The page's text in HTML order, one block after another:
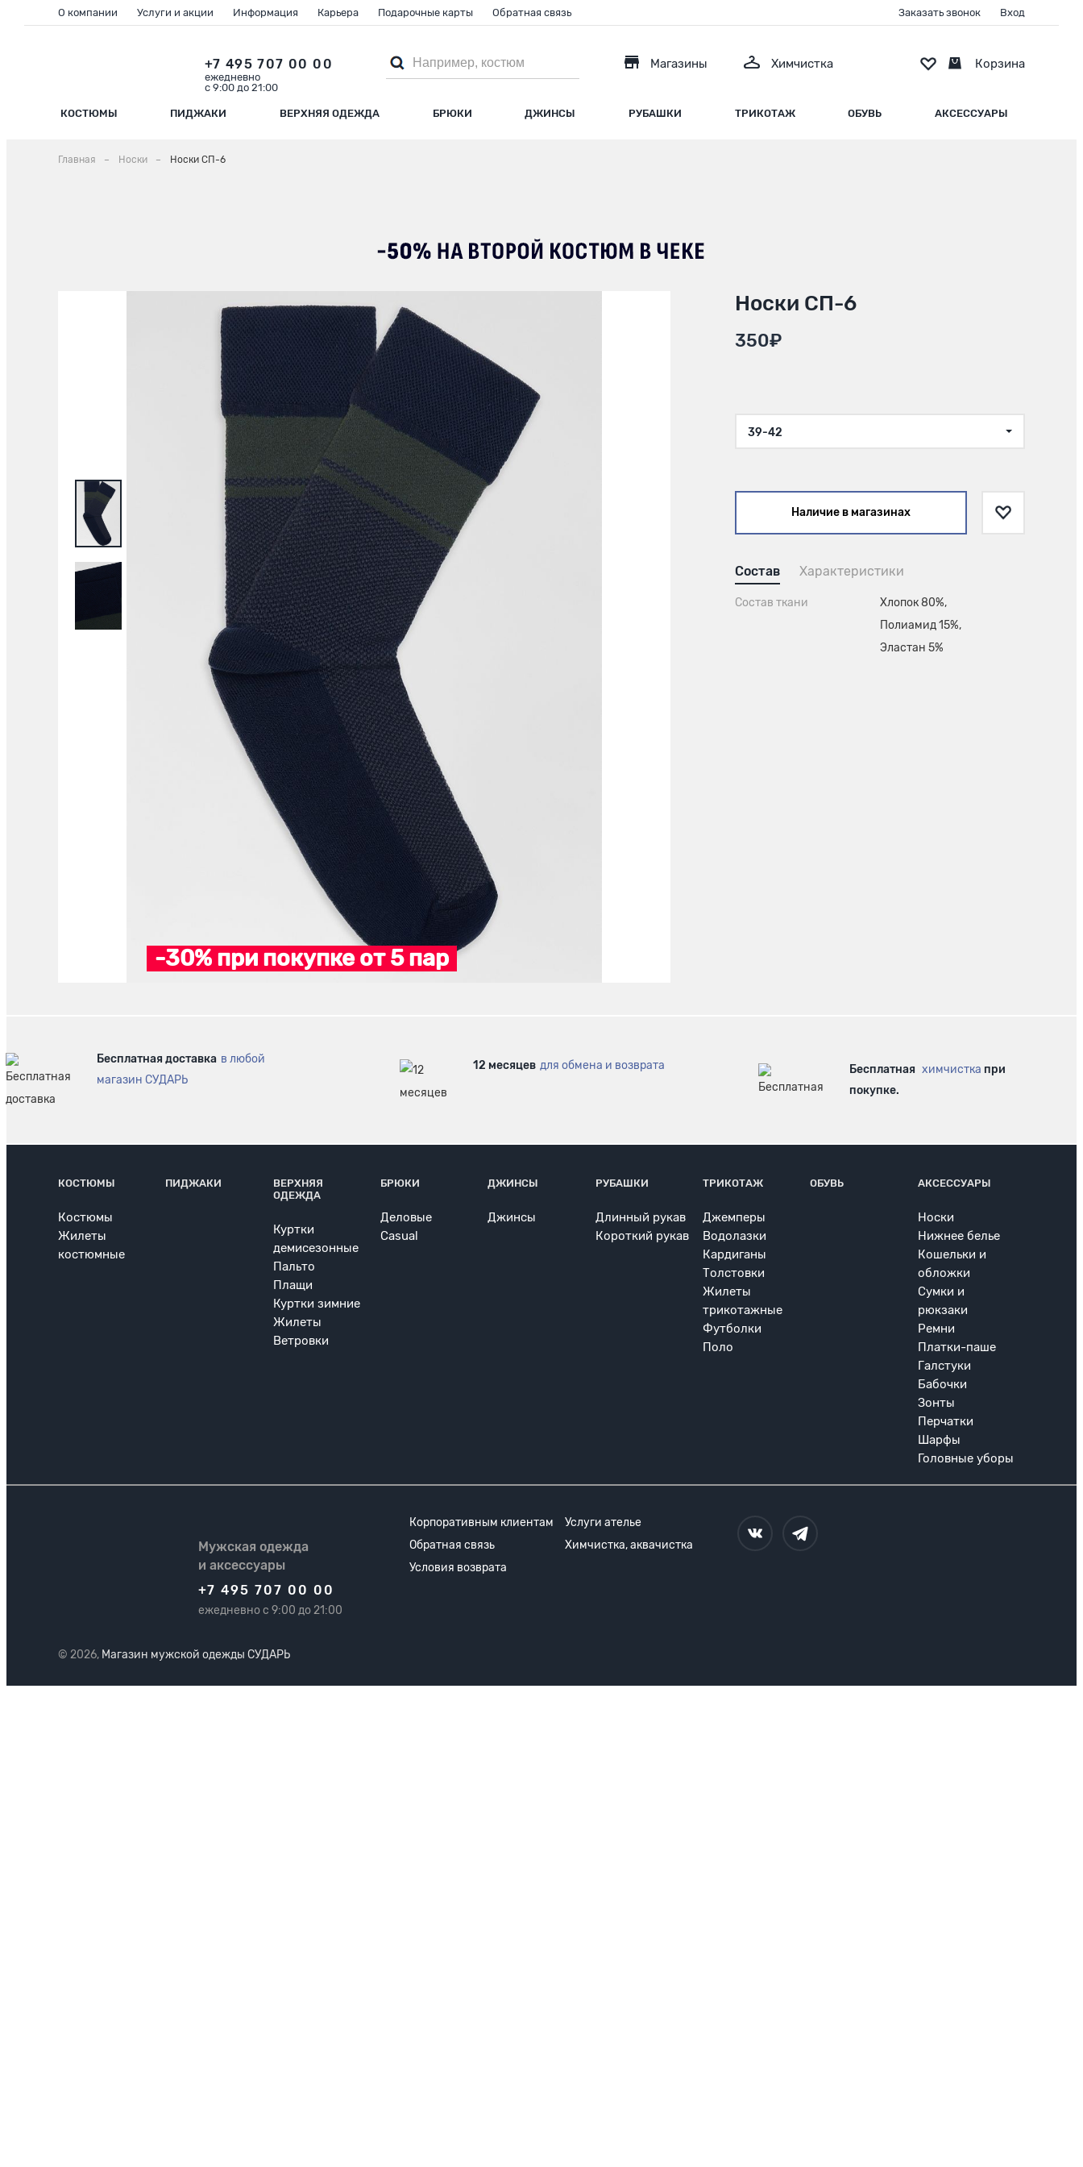
КОСТЮМЫ ПИДЖАКИ ВЕРХНЯЯ ОДЕЖДА БРЮКИ ДЖИНСЫ РУБАШКИ ТРИКОТАЖ ОБУВЬ АКСЕССУАРЫ
+7 495 707 00 00
ежедневно
с 9:00 до 21:00
Магазины Химчистка
О компании Услуги и акции Информация Карьера Подарочные карты Обратная связь Заказать звонок Вход
Корзина
Главная Носки Носки СП-6
-30% при покупке от 5 пар
Носки СП-6
350₽
39-42
Наличие в магазинах
Состав Характеристики
Состав ткани
Хлопок 80%,
Полиамид 15%,
Эластан 5%
Бесплатная доставка в любой
магазин СУДАРЬ
12 месяцев для обмена и возврата Бесплатная химчистка при
покупке.
КОСТЮМЫ
Костюмы
Жилеты
костюмные
ПИДЖАКИ
ВЕРХНЯЯ
ОДЕЖДА
Куртки
демисезонные
Пальто
Плащи
Куртки зимние
Жилеты
Ветровки
БРЮКИ
Деловые
Casual
ДЖИНСЫ
Джинсы
РУБАШКИ
Длинный рукав
Короткий рукав
ТРИКОТАЖ
Джемперы
Водолазки
Кардиганы
Толстовки
Жилеты
трикотажные
Футболки
Поло
ОБУВЬ АКСЕССУАРЫ
Носки
Нижнее белье
Кошельки и
обложки
Сумки и
рюкзаки
Ремни
Платки-паше
Галстуки
Бабочки
Зонты
Перчатки
Шарфы
Головные уборы
Мужская одежда
и аксессуары
+7 495 707 00 00
ежедневно с 9:00 до 21:00
Корпоративным клиентам
Услуги ателье
Обратная связь
Химчистка, аквачистка
Условия возврата
© 2026, Магазин мужской одежды СУДАРЬ